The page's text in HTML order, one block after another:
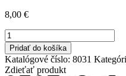
8,00 €
množstvo
Záhradkárska
váha
Pridať do košíka
Katalógové číslo: 8031
Zdieťať produkt